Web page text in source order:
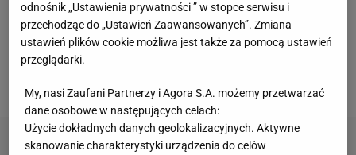
krótkim audycie szafy. To chwila, w której
sprawdzasz, jakie elementy szafy kapsułowej już
masz, a które przedmioty tylko zajmują
odnośnik „Ustawienia prywatności ” w stopce serwisu i
przechodząc do „Ustawień Zaawansowanych”. Zmiana
ustawień plików cookie możliwa jest także za pomocą ustawień
przeglądarki.
My, nasi Zaufani Partnerzy i Agora S.A. możemy przetwarzać
dane osobowe w następujących celach:
Użycie dokładnych danych geolokalizacyjnych. Aktywne
skanowanie charakterystyki urządzenia do celów